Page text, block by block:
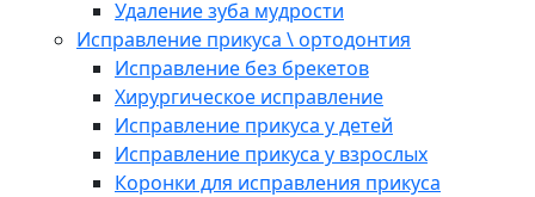
Удаление зуба мудрости
Исправление прикуса \ ортодонтия
Исправление без брекетов
Хирургическое исправление
Исправление прикуса у детей
Исправление прикуса у взрослых
Коронки для исправления прикуса